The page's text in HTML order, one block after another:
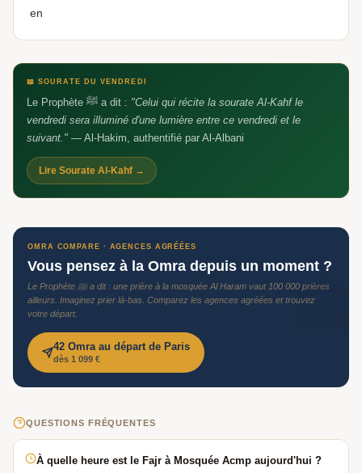
en
📖 SOURATE DU VENDREDI
Le Prophète ﷺ a dit : "Celui qui récite la sourate Al-Kahf le
vendredi sera illuminé d'une lumière entre ce vendredi et le
suivant." — Al-Hakim, authentifié par Al-Albani
Lire Sourate Al-Kahf →
🕋
OMRA COMPARE · AGENCES AGRÉÉES
Vous pensez à la Omra depuis un moment ?
Le Prophète ﷺ a dit : une prière à la mosquée Al Haram vaut 100 000 prières
ailleurs. Imaginez prier là-bas. Comparez les agences agréées et trouvez
votre départ.
42 Omra au départ de Paris
dès 1 099 €
QUESTIONS FRÉQUENTES
À quelle heure est le Fajr à Mosquée Acmp aujourd'hui ?